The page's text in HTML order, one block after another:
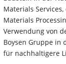
Materials
Materials
Verwendung von
Boysen Gruppe
für nachhaltigere